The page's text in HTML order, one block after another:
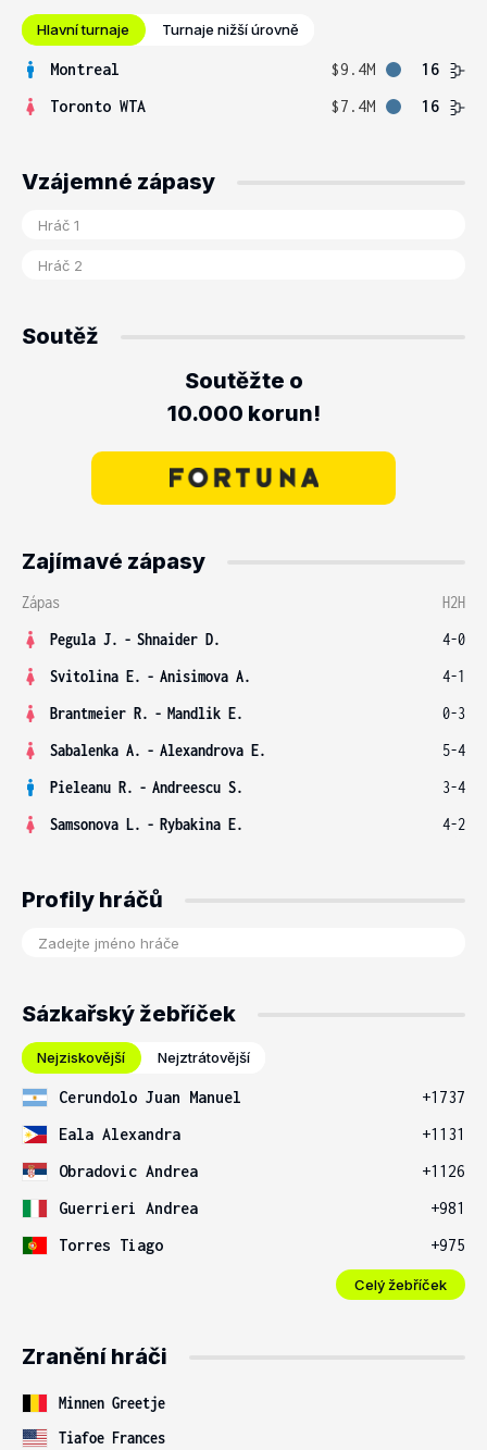
Hlavní turnaje Turnaje nižší úrovně
Montreal $9.4M
16
Toronto WTA
$7.4M 16
Vzájemné zápasy
Soutěž
Soutěžte o
10.000 korun!
Zajímavé zápasy
Zápas
H2H
Pegula J. - Shnaider D.
4-0
Svitolina E. - Anisimova A.
4-1
Brantmeier R. - Mandlik E.
0-3
Sabalenka A. - Alexandrova E.
5-4
Pieleanu R. - Andreescu S.
3-4
Samsonova L. - Rybakina E. 4-2
Profily hráčů
Sázkařský žebříček
Nejziskovější Nejztrátovější
Cerundolo Juan Manuel
+1737
Eala Alexandra
+1131
Obradovic Andrea
+1126
Guerrieri Andrea
+981
Torres Tiago
+975
Celý žebříček
Zranění hráči
Minnen Greetje
Tiafoe Frances